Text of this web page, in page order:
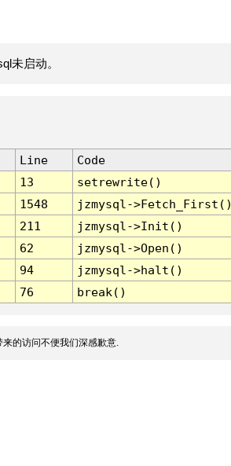
未启动。
Line
Code
13
setrewrite()
1548
jzmysql-
211
jzmysql->Init()
62
jzmysql->Open()
94
jzmysql->halt()
76 break()
的访问不便我们深感歉意.